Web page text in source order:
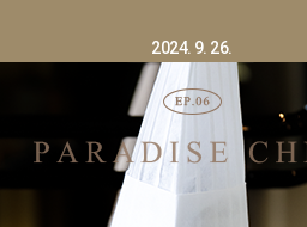
2024. 9. 26.